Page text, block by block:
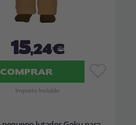
15,24€
COMPRAR
Imposto Incluído